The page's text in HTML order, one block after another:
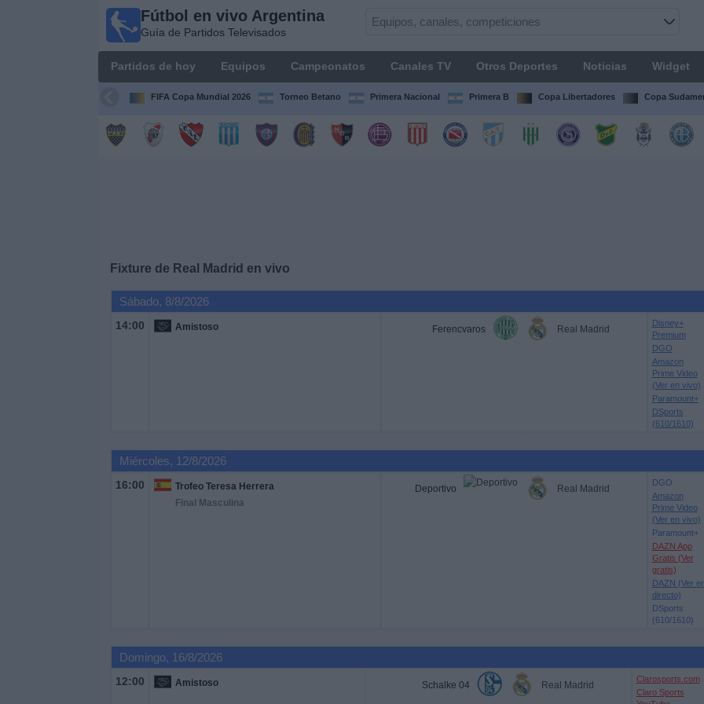
Fútbol en vivo Argentina
Guía de Partidos Televisados
Partidos de hoy Equipos Campeonatos Canales TV Otros Deportes Noticias Widget
FIFA Copa Mundial 2026 Torneo Betano Primera Nacional Primera B Copa Libertadores Copa
Fixture de Real Madrid en vivo
Sábado, 8/8/2026
14:00 Amistoso Ferencvaros Real Madrid
Disney+
Premium
DGO
Amazon
Prime Video
(Ver en vivo)
Paramount+
DSports
(610/1610)
Miércoles, 12/8/2026
16:00
Trofeo Teresa Herrera
Final Masculina
Deportivo Real Madrid
DGO
Amazon
Prime Video
(Ver en vivo)
Paramount+
DAZN App
Gratis (Ver
gratis)
DAZN (Ver
directo)
DSports
(610/1610)
Domingo, 16/8/2026
12:00 Amistoso Schalke 04 Real Madrid
Clarosports.com
Claro Sports
Fútbol en
Argentina